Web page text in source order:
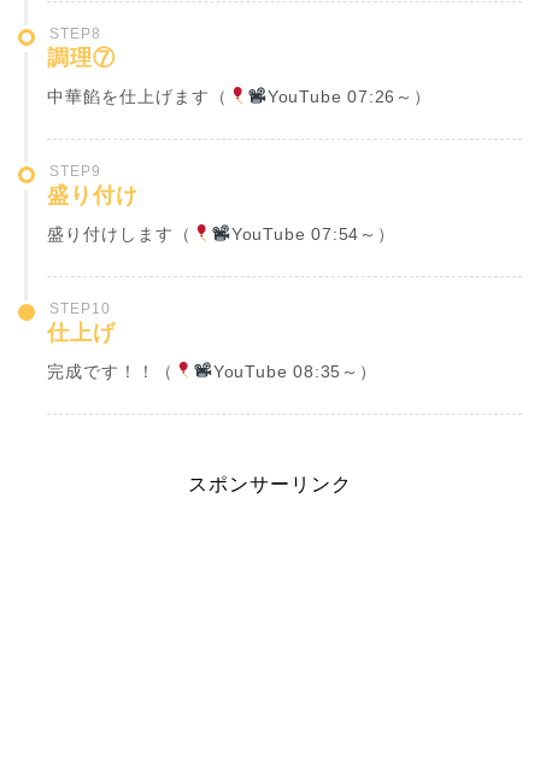
STEP8
調理⑦
中華餡を仕上げます（ YouTube 07:26～）
STEP9
盛り付け
盛り付けします（ YouTube 07:54～）
STEP10
仕上げ
完成です！！（ YouTube 08:35～）
スポンサーリンク